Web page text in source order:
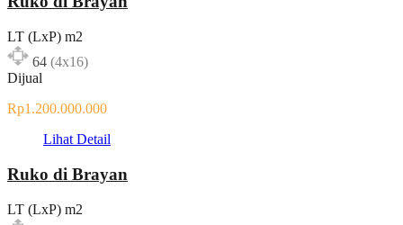
LT (LxP) m2
64 (4x16)
Dijual
Rp1.200.000.000
Lihat Detail
Ruko di Brayan
LT (LxP) m2